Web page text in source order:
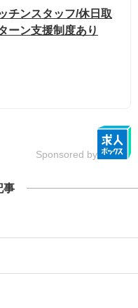
チンスタッフ/休日取
ーン支援制度あり
Sponsored by
事